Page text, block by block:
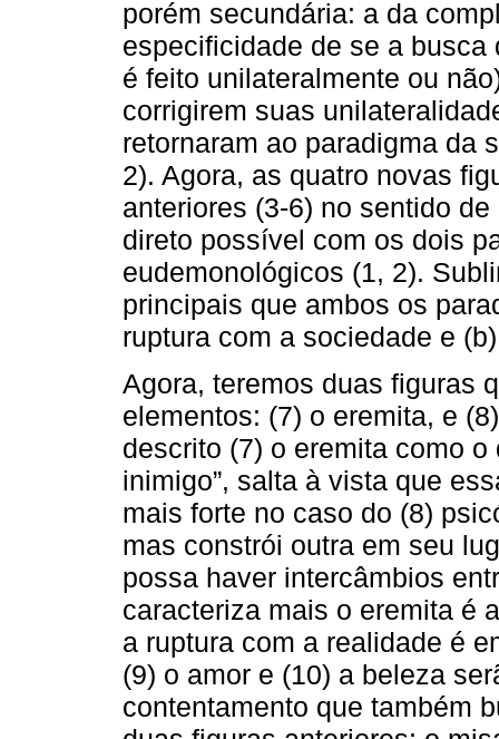
porém secundária: a da
especificidade de se a busca
é feito unilateralmente ou
corrigirem suas
retornaram ao paradigma da
2). Agora, as quatro novas
anteriores (3-6) no sentido
direto possível com os dois
eudemonológicos (1, 2).
principais que ambos os
ruptura com a sociedade e
Agora, teremos duas figuras
elementos: (7) o eremita, e
descrito (7) o eremita como
inimigo”, salta à vista que
mais forte no caso do (8)
mas constrói outra em seu
possa haver intercâmbios
caracteriza mais o eremita é
a ruptura com a realidade é
(9) o amor e (10) a beleza
contentamento que também